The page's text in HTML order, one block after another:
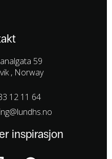
59
, Norway
12 11 64
inspirasjon